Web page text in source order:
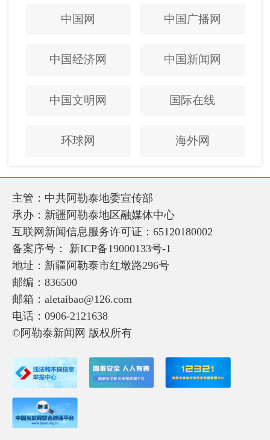
中国网 中国广播网
中国经济网 中国新闻网
中国文明网 国际在线
环球网 海外网
主管：中共阿勒泰地委宣传部
承办：新疆阿勒泰地区融媒体中心
互联网新闻信息服务许可证：65120180002
备案序号： 新ICP备19000133号-1
地址：新疆阿勒泰市红墩路296号
邮编：836500
邮箱：aletaibao@126.com
电话：0906-2121638
©阿勒泰新闻网 版权所有